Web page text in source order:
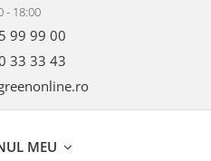
- 18:00
99 99 00
33 33 43
MEU